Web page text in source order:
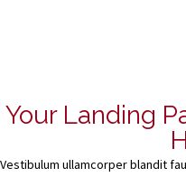
Your Landing
Vestibulum ullamcorper blandit